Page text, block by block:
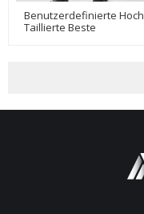
Benutzerdefinierte Hoch
Taillierte Beste